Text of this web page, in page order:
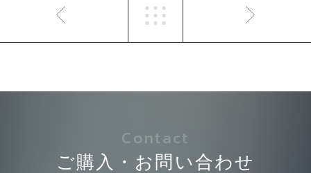
Contact
ご購入・お問い合わせ